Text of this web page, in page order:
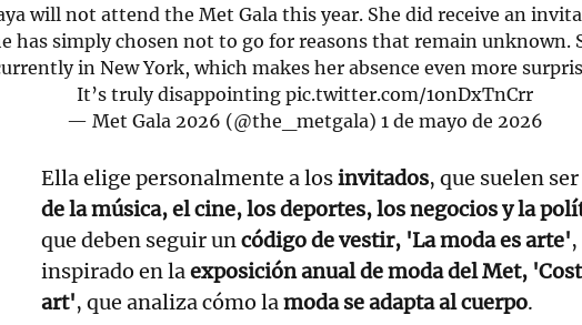
will not attend the Met Gala this year. She did receive an
has simply chosen not to go for reasons that remain unknown.
in New York, which makes her absence even more
It’s truly disappointing pic.twitter.com/1onDxTnCrr
— Met Gala 2026 (@the_metgala) 1 de mayo de 2026
Ella elige personalmente a losinvitados, que suelen ser
de la música, el cine, los deportes, los negocios y la
que deben seguir uncódigo de vestir, 'La moda es arte',
inspirado en laexposición anual de moda del Met,
art', que analiza cómo lamoda se adapta al cuerpo.